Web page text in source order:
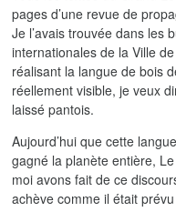
pages d’une revue de
Je l’avais trouvée dans les
internationales de la Ville
réalisant la langue de bois
réellement visible, je veux
laissé pantois.
Aujourd’hui que cette
gagné la planète entière,
moi avons fait de ce
achève comme il était